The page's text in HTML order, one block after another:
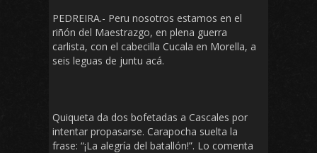
PEDREIRA.- Peru nosotros estamos en el
riñón del Maestrazgo, en plena guerra
carlista, con el cabecilla Cucala en Morella, a
seis leguas de juntu acá.
Quiqueta da dos bofetadas a Cascales por
intentar propasarse. Carapocha suelta la
frase: “¡La alegría del batallón!”. Lo comenta